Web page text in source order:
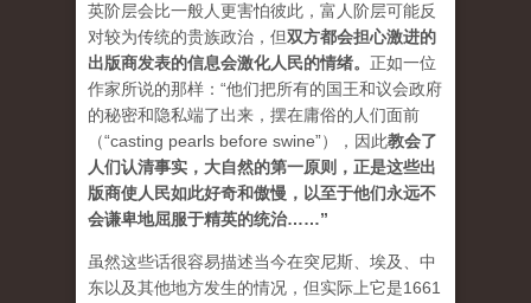
英阶层会比一般人更害怕彼此，富人阶层可能反
对较为传统的贵族政治，但双方都会担心激进的
出版商发表的信息会激化人民的情绪。 正如一位
作家所说的那样：“他们把所有的国王和议会政府
的秘密和隐私端了出来，摆在庸俗的人们面前
（“casting pearls before swine”），因此教会了
人们认清事实，大自然的第一原则，正是这些出
版商使人民如此好奇和傲慢，以至于他们永远不
会谦卑地屈服于精英的统治……”
虽然这些话很容易描述当今在突尼斯、埃及、中
东以及其他地方发生的情况，但实际上它是1661